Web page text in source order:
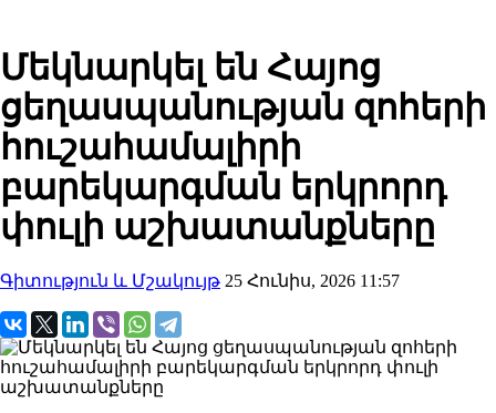
Մեկնարկել են Հայոց
ցեղասպանության զոհերի
հուշահամալիրի
բարեկարգման երկրորդ
փուլի աշխատանքները
Գիտություն և Մշակույթ 25 Հունիս, 2026 11:57